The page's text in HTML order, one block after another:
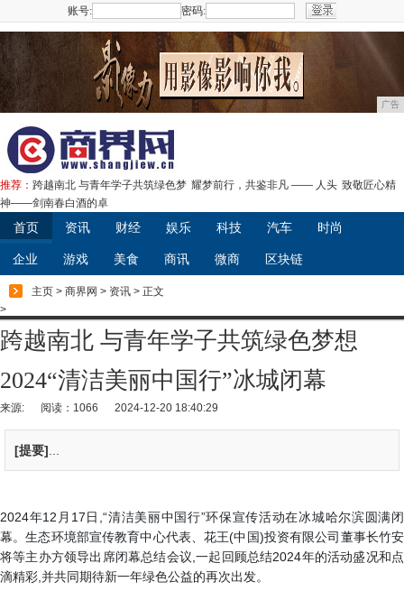
账号: 密码:
广告
推荐： 跨越南北 与青年学子共筑绿色梦 耀梦前行，共鉴非凡 —— 人头 致敬匠心精
神——剑南春白酒的卓
首页 资讯 财经 娱乐 科技 汽车 时尚
企业 游戏 美食 商讯 微商 区块链
主页 > 商界网 > 资讯 > 正文
>
跨越南北 与青年学子共筑绿色梦想
2024“清洁美丽中国行”冰城闭幕
来源: 阅读：1066 2024-12-20 18:40:29
[提要]
2024年12月17日,“清洁美丽中国行”环保宣传活动在冰城哈尔滨圆满闭
幕。生态环境部宣传教育中心代表、花王(中国)投资有限公司董事长竹安
将等主办方领导出席闭幕总结会议,一起回顾总结2024年的活动盛况和点
滴精彩,并共同期待新一年绿色公益的再次出发。